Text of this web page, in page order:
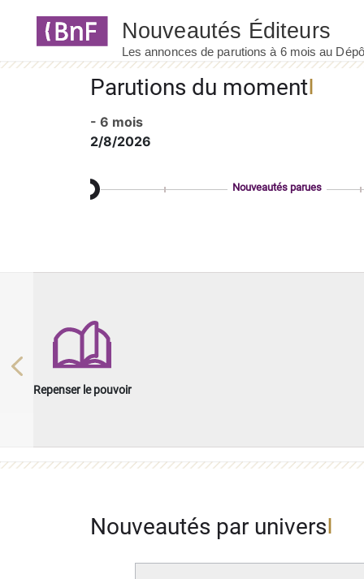
Parutions du moment
- 6 mois
2/8/2026
Nouveautés parues
Repenser le pouvoir
Previous
Nouveautés par univers